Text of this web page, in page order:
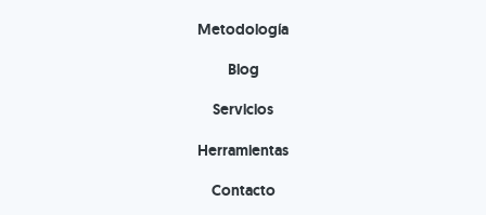
Metodología
Blog
Servicios
Herramientas
Contacto